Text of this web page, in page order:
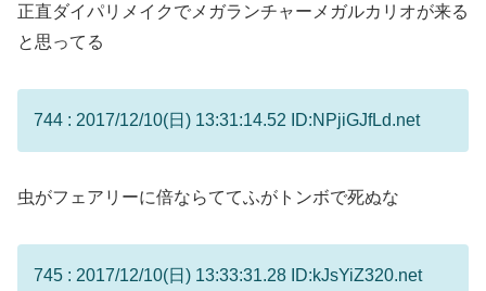
正直ダイパリメイクでメガランチャーメガルカリオが来る
と思ってる
744 : 2017/12/10(日) 13:31:14.52 ID:NPjiGJfLd.net
虫がフェアリーに倍ならててふがトンボで死ぬな
745 : 2017/12/10(日) 13:33:31.28 ID:kJsYiZ320.net